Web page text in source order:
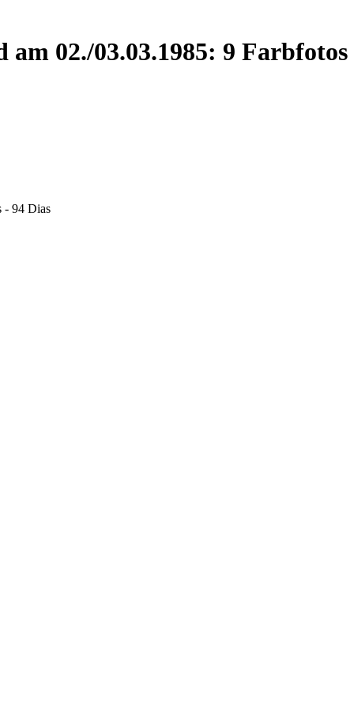
02./03.03.1985: 9 Farbfotos
- 94 Dias